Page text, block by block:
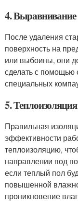
4. Выравнивание
После удаления
поверхность на
или выбоины, они
сделать с
специальных
5.
Правильная
эффективности
теплоизоляцию,
направлении под
если теплый пол
повышенной
проникновение